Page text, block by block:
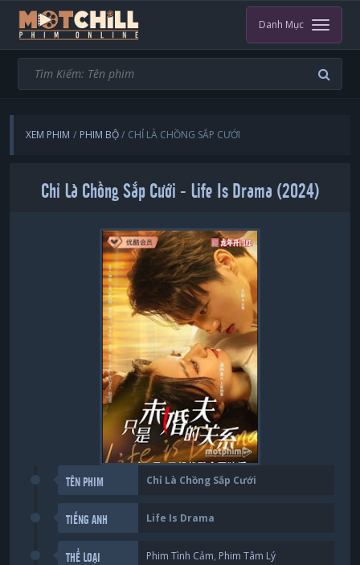
Danh Mục
XEM PHIM PHIM BỘ CHỈ LÀ CHỒNG SẮP CƯỚI
Chỉ Là Chồng Sắp Cưới - Life Is Drama (2024)
TÊN PHIM Chỉ Là Chồng Sắp Cưới
TIẾNG ANH Life Is Drama
THỂ LOẠI Phim Tình Cảm, Phim Tâm Lý